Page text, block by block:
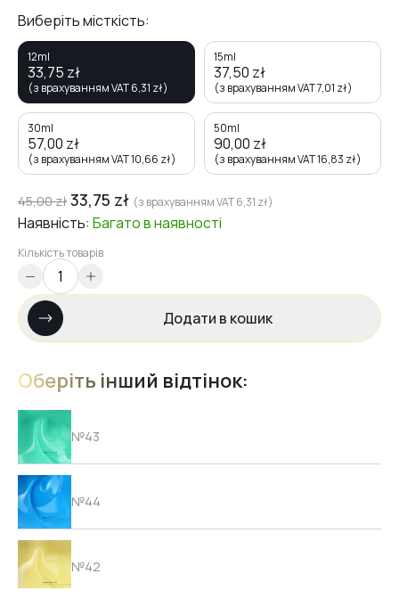
Виберіть місткість:
12ml
33,75 zł
(з врахуванням VAT6,31 zł)
15ml
37,50 zł
(з врахуванням VAT7,01 zł)
30ml
57,00 zł
(з врахуванням VAT10,66 zł)
50ml
90,00 zł
(з врахуванням VAT16,83 zł)
45,00zł 33,75 zł (з врахуванням VAT6,31 zł)
Наявність: Багатов наявності
Кількість товарів
Додати в кошик
Оберіть інший відтінок:
№43
№44
№42